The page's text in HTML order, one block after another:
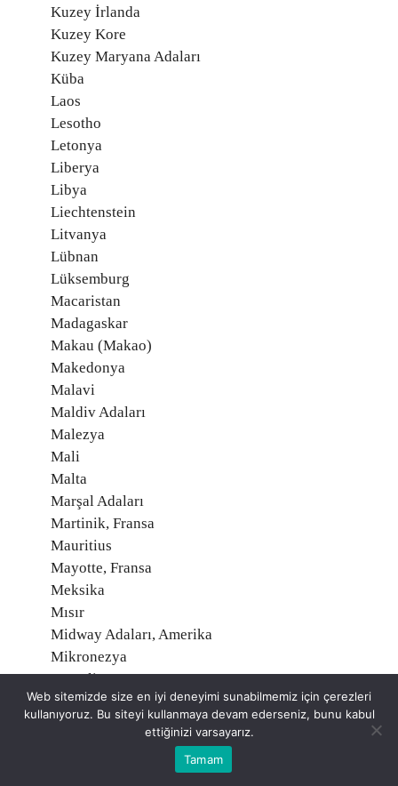
Kuzey İrlanda
Kuzey Kore
Kuzey Maryana Adaları
Küba
Laos
Lesotho
Letonya
Liberya
Libya
Liechtenstein
Litvanya
Lübnan
Lüksemburg
Macaristan
Madagaskar
Makau (Makao)
Makedonya
Malavi
Maldiv Adaları
Malezya
Mali
Malta
Marşal Adaları
Martinik, Fransa
Mauritius
Mayotte, Fransa
Meksika
Mısır
Midway Adaları, Amerika
Mikronezya
Moğolistan
Moldavya
Monako
Web sitemizde size en iyi deneyimi sunabilmemiz için çerezleri
kullanıyoruz. Bu siteyi kullanmaya devam ederseniz, bunu kabul
ettiğinizi varsayarız.
Tamam